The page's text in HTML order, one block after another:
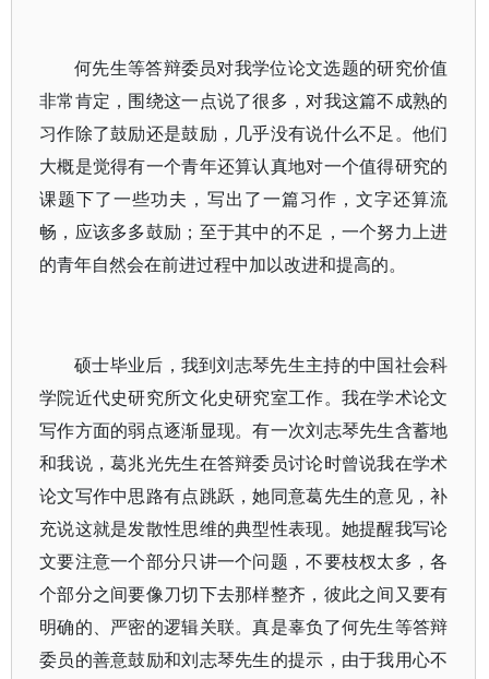
何先生等答辩委员对我学位论文选题的研究价值
非常肯定，围绕这一点说了很多，对我这篇不成熟的
习作除了鼓励还是鼓励，几乎没有说什么不足。他们
大概是觉得有一个青年还算认真地对一个值得研究的
课题下了一些功夫，写出了一篇习作，文字还算流
畅，应该多多鼓励；至于其中的不足，一个努力上进
的青年自然会在前进过程中加以改进和提高的。
硕士毕业后，我到刘志琴先生主持的中国社会科
学院近代史研究所文化史研究室工作。我在学术论文
写作方面的弱点逐渐显现。有一次刘志琴先生含蓄地
和我说，葛兆光先生在答辩委员讨论时曾说我在学术
论文写作中思路有点跳跃，她同意葛先生的意见，补
充说这就是发散性思维的典型性表现。她提醒我写论
文要注意一个部分只讲一个问题，不要枝杈太多，各
个部分之间要像刀切下去那样整齐，彼此之间又要有
明确的、严密的逻辑关联。真是辜负了何先生等答辩
委员的善意鼓励和刘志琴先生的提示，由于我用心不